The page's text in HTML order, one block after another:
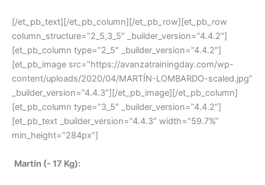
[/et_pb_text][/et_pb_column][/et_pb_row][et_pb_row
column_structure=”2_5,3_5″ _builder_version=”4.4.2″]
[et_pb_column type=”2_5″ _builder_version=”4.4.2″]
[et_pb_image src=”https://avanzatrainingday.com/wp-
content/uploads/2020/04/MARTÍN-LOMBARDO-scaled.jpg”
_builder_version=”4.4.3″][/et_pb_image][/et_pb_column]
[et_pb_column type=”3_5″ _builder_version=”4.4.2″]
[et_pb_text _builder_version=”4.4.3″ width=”59.7%”
min_height=”284px”]
Martín (- 17 Kg):